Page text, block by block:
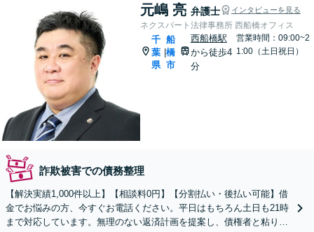
元嶋 亮 弁護士 インタビューを見る
ネクスパート法律事務所 西船橋オフィス
千
葉
県
|
船
橋
市
西船橋駅
から徒歩4
分
営業時間：09:00~2
1:00（土日祝日）
詐欺被害での債務整理
【解決実績1,000件以上】【相談料0円】【分割払い・後払い可能】借
金でお悩みの方、今すぐお電話ください。平日はもちろん土日も21時
まで対応しています。無理のない返済計画を提案し、債権者と粘り強